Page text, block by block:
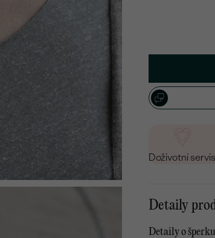
Doživotní servis
Detaily
Detaily o šperku